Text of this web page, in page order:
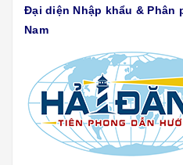
Đại diện Nhập khẩu & Phân
Nam